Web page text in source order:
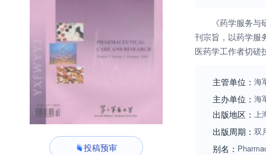
投稿预审
《药学服务
刊宗旨，以药学服
医药学工作者切磋
口、药学服务展
学事业的长足发
据库收录、140
取各种措施严防
作者的是学术水
主管单位： 海
主办单位： 海
出版地区： 上
出版周期： 双
别名：